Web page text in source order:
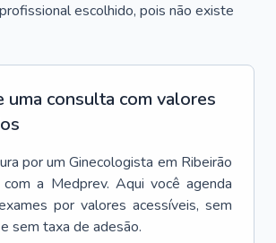
escolhido, pois não existe
uma consulta com valores
por um Ginecologista em Ribeirão
a Medprev. Aqui você agenda
por valores acessíveis, sem
sem taxa de adesão.